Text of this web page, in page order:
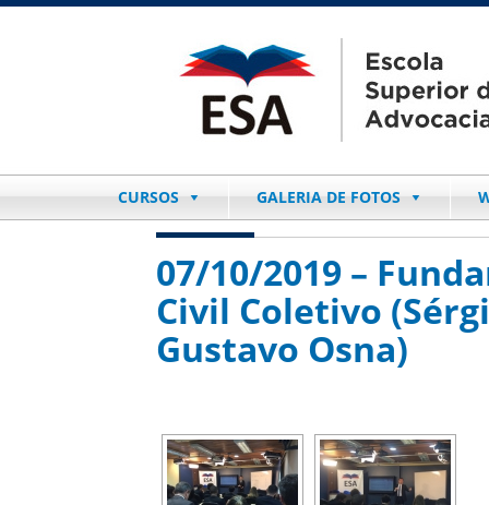
CURSOS GALERIA DE FOTOS
07/10/2019 –
Civil Coletivo
Gustavo Osna)